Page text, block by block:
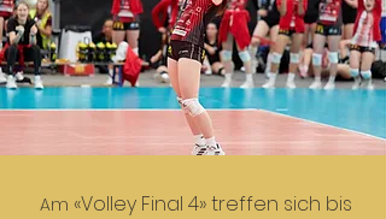
Am «Volley Final 4» treffen sich bis